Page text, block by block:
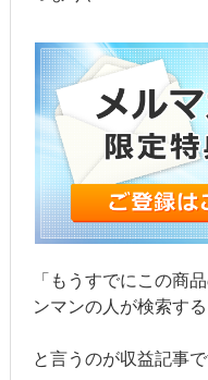
「もうすでにこの商
ンマンの人が検索する
と言うのが収益記事で